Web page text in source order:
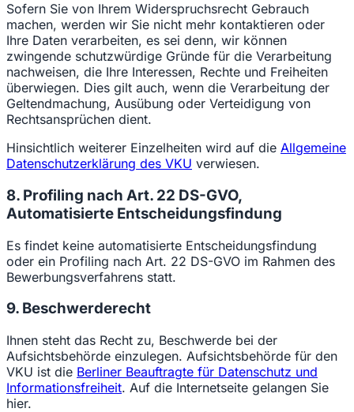
Sofern Sie von Ihrem Widerspruchsrecht Gebrauch
machen, werden wir Sie nicht mehr kontaktieren oder
Ihre Daten verarbeiten, es sei denn, wir können
zwingende schutzwürdige Gründe für die Verarbeitung
nachweisen, die Ihre Interessen, Rechte und Freiheiten
überwiegen. Dies gilt auch, wenn die Verarbeitung der
Geltendmachung, Ausübung oder Verteidigung von
Rechtsansprüchen dient.
Hinsichtlich weiterer Einzelheiten wird auf die Allgemeine
Datenschutzerklärung des VKU verwiesen.
8. Profiling nach Art. 22 DS-GVO,
Automatisierte Entscheidungsfindung
Es findet keine automatisierte Entscheidungsfindung
oder ein Profiling nach Art. 22 DS-GVO im Rahmen des
Bewerbungsverfahrens statt.
9. Beschwerderecht
Ihnen steht das Recht zu, Beschwerde bei der
Aufsichtsbehörde einzulegen. Aufsichtsbehörde für den
VKU ist die Berliner Beauftragte für Datenschutz und
Informationsfreiheit. Auf die Internetseite gelangen Sie
hier.